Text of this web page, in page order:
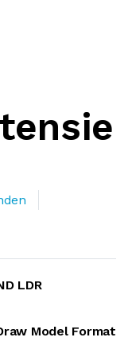
LDR
Model Format